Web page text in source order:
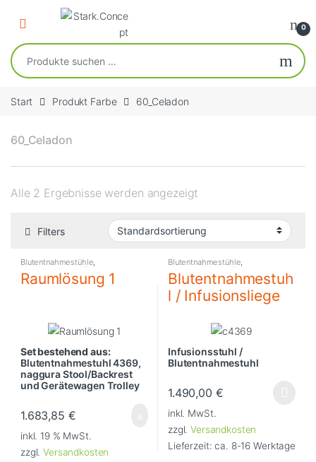
Skip to navigation
Skip to content
Open 0
Suchen nach:
Start Produkt Farbe 60_Celadon
60_Celadon
Alle 2 Ergebnisse werden angezeigt
Filters
Blutentnahmestühle,
Medizintechnik / Therapiegeräte
Praxiseinrichtung
Raumlösung 1
Set bestehend aus:
Blutentnahmestuhl 4369,
naggura Stool/Backrest
und Gerätewagen Trolley
1.683,85 €
inkl. 19 % MwSt.
zzgl.Versandkosten
Blutentnahmestühle,
Medizintechnik / Therapiegeräte
Blutentnahmestuh
l / Infusionsliege
Infusionsstuhl /
Blutentnahmestuhl
1.490,00 €
Dieses Produkt weist mehrere
inkl. MwSt.
zzgl.Versandkosten
Lieferzeit:ca. 8-16 Werktage